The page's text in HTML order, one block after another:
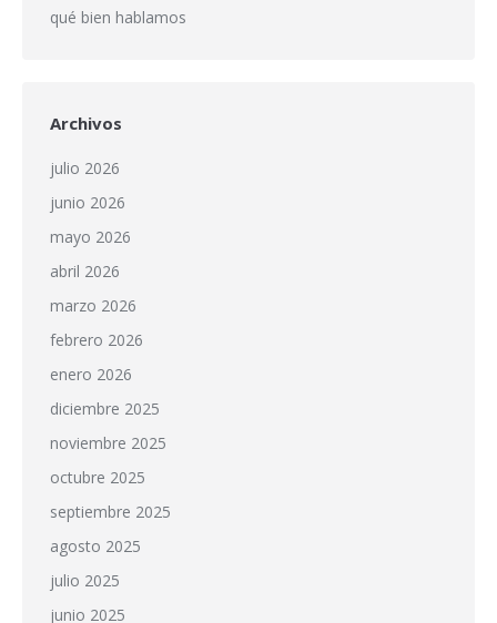
qué bien hablamos
Archivos
julio 2026
junio 2026
mayo 2026
abril 2026
marzo 2026
febrero 2026
enero 2026
diciembre 2025
noviembre 2025
octubre 2025
septiembre 2025
agosto 2025
julio 2025
junio 2025